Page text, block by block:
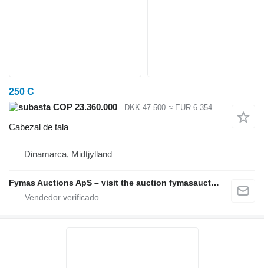
250 C
COP 23.360.000
DKK 47.500 ≈ EUR 6.354
Cabezal de tala
Dinamarca, Midtjylland
Fymas Auctions ApS – visit the auction fymasauctions.dk